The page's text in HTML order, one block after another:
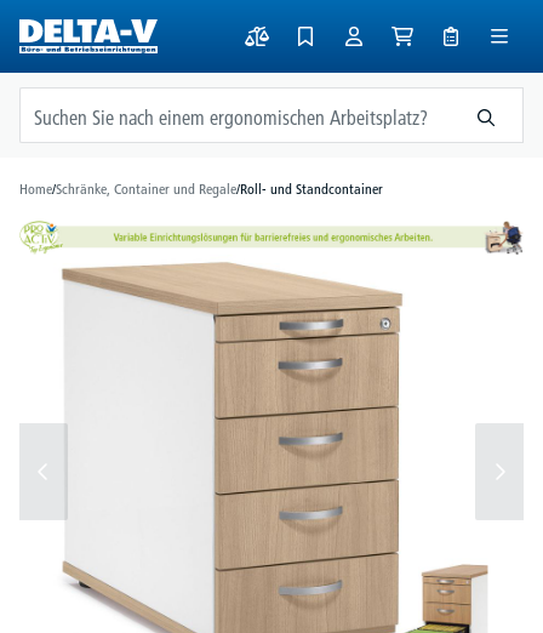
springen
Home/Schränke, Container und Regale/Roll- und Standcontainer
Bildergalerie überspringen